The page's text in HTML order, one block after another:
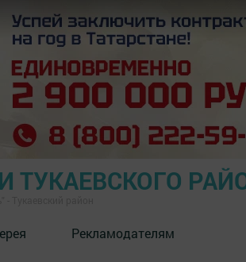
ТУКАЕВСКОГО
Рекламодателям